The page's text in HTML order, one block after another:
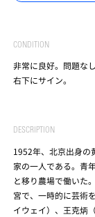
CONDITION
非常に良好。問題なし
右下にサイン。
DESCRIPTION
1952年、北京出身
家の一人である。青
と移り農場で働いた
宮で、一時的に芸術
イウェイ）、王克炳